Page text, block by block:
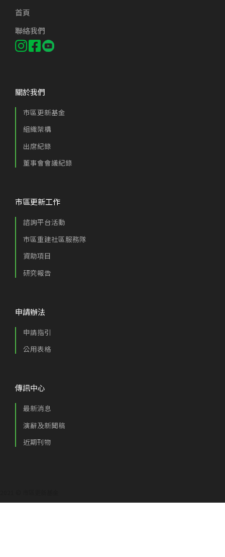
首頁
聯絡我們
關於我們
市區更新基金
組織架構
出席紀錄
董事會會議紀錄
市區更新工作
諮詢平台活動
市區重建社區服務隊
資助項目
研究報告
申請辦法
申請指引
公用表格
傳訊中心
最新消息
演辭及新聞稿
近期刊物